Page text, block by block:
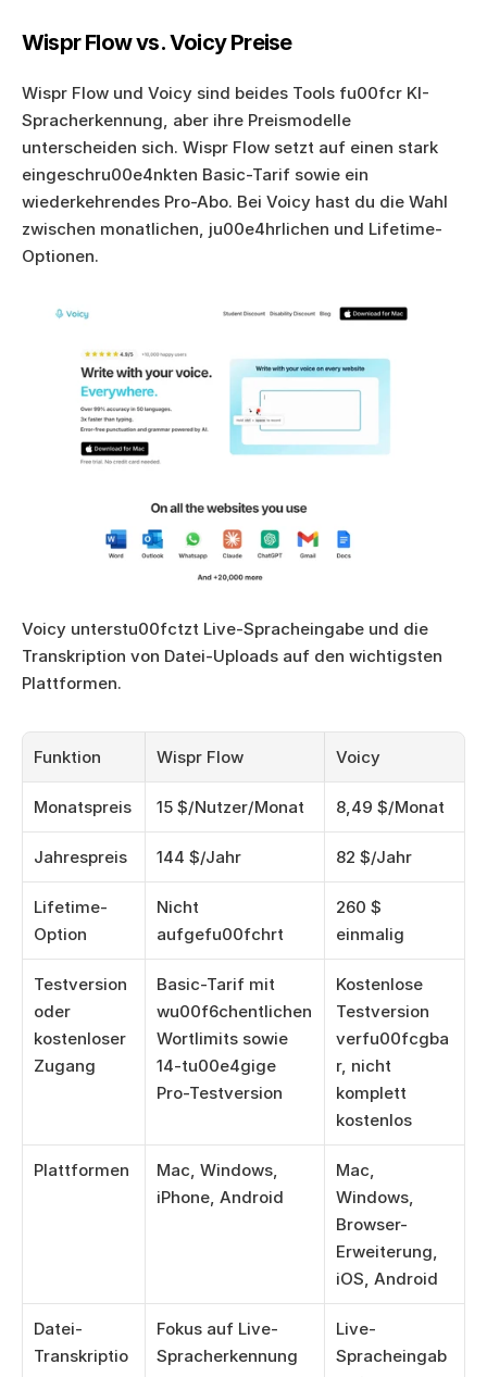
Wispr Flow vs. Voicy Preise
Wispr Flow und Voicy sind beides Tools fu00fcr KI-
Spracherkennung, aber ihre Preismodelle
unterscheiden sich. Wispr Flow setzt auf einen stark
eingeschru00e4nkten Basic-Tarif sowie ein
wiederkehrendes Pro-Abo. Bei Voicy hast du die Wahl
zwischen monatlichen, ju00e4hrlichen und Lifetime-
Optionen.
Voicy unterstu00fctzt Live-Spracheingabe und die
Transkription von Datei-Uploads auf den wichtigsten
Plattformen.
Funktion Wispr Flow Voicy
Monatspreis 15 $/Nutzer/Monat 8,49 $/Monat
Jahrespreis 144 $/Jahr 82 $/Jahr
Lifetime-
Option
Nicht
aufgefu00fchrt
260 $
einmalig
Testversion
oder
kostenloser
Zugang
Basic-Tarif mit
wu00f6chentlichen
Wortlimits sowie
14-tu00e4gige
Pro-Testversion
Kostenlose
Testversion
verfu00fcgba
r, nicht
komplett
kostenlos
Plattformen
Mac, Windows,
iPhone, Android
Mac,
Windows,
Browser-
Erweiterung,
iOS, Android
Datei-
Transkriptio
Fokus auf Live-
Spracherkennung
Live-
Spracheingab